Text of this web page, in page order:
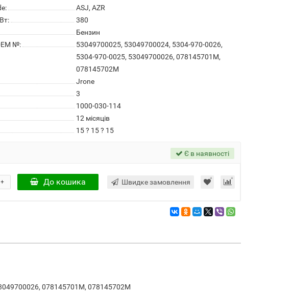
ASJ, AZR
380
Бензин
№:
53049700025, 53049700024, 5304-970-0026,
5304-970-0025, 53049700026, 078145701M,
078145702M
Jrone
3
1000-030-114
12 місяців
15 ? 15 ? 15
Є в наявності
+ До кошика Швидке замовлення
078145701M, 078145702M